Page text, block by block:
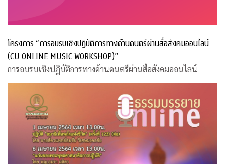
โครงการ “การอบรบเชิงปฏิบัติการทางด้านดนตรีผ่านสื่อสังคมออนไลน์
(CU ONLINE MUSIC WORKSHOP)”
การอบรบเชิงปฏิบัติการทางด้านดนตรีผ่านสื่อสังคมออนไลน์